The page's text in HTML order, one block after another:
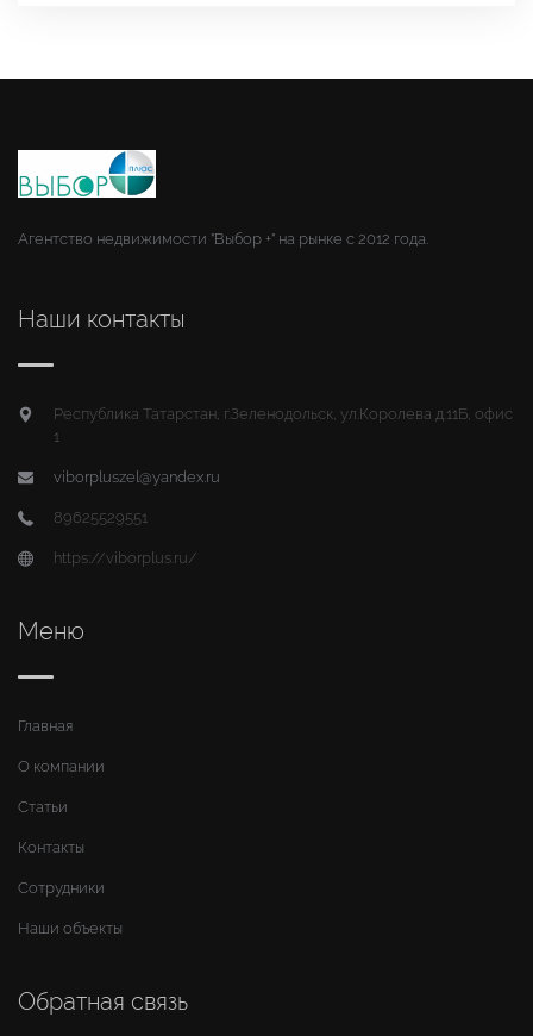
Агентство недвижимости "Выбор +" на рынке с 2012 года.
Наши контакты
Республика Татарстан, г.Зеленодольск, ул.Королева д.11Б, офис
1
viborpluszel@yandex.ru
89625529551
https://viborplus.ru/
Меню
Главная
О компании
Статьи
Контакты
Сотрудники
Наши объекты
Обратная связь